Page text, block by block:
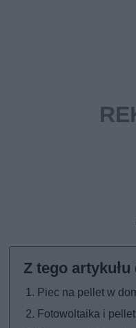
Piec na pellet w
Fotowoltaika i